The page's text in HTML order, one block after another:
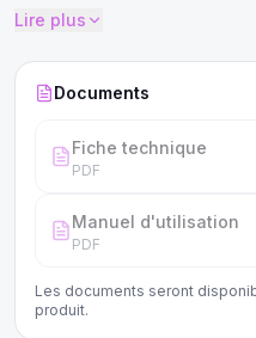
dimensions de 53 x 32,5 cm,
Lire plus
Documents
Fiche technique
PDF
Manuel d'utilisation
PDF
Les documents seront
produit.